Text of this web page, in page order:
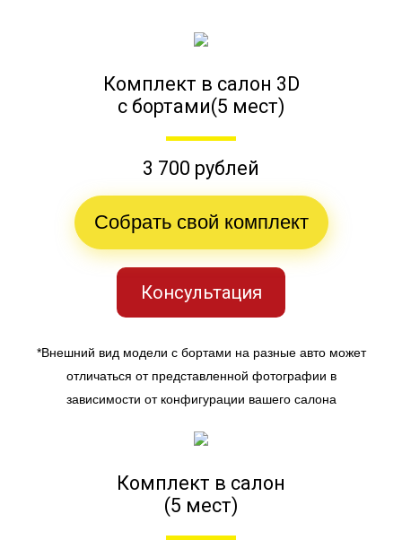
Комплект в салон 3D
с бортами(5 мест)
3 700 рублей
Собрать свой комплект
Консультация
*Внешний вид модели с бортами на разные авто может
отличаться от представленной фотографии в
зависимости от конфигурации вашего салона
Комплект в салон
(5 мест)